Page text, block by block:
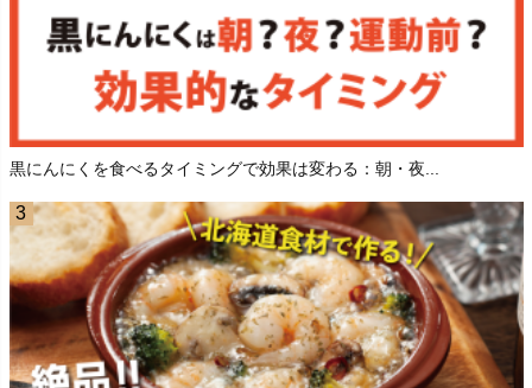
黒にんにくを食べるタイミングで効果は変わる：朝・夜...